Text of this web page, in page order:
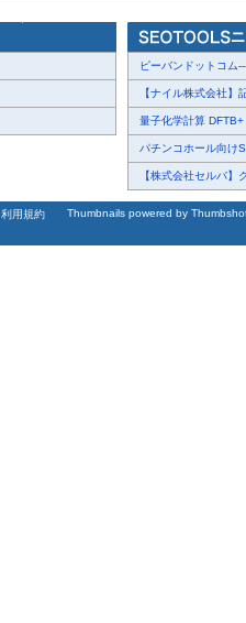
ピーバンドットコム
【ナイル株式会社】
量子化学計算
パチンコホール向け
【株式会社セルバ】
利用規約 Thumbnails powered by